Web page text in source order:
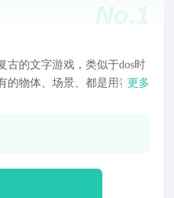
No.1
古的文字游戏，类似于dos时
的物体、场景、都是用符号
操作。 2.游戏有点类似于
此奇特的方式来让玩家进行
戏差不多。世界刚刚毁灭！
更多